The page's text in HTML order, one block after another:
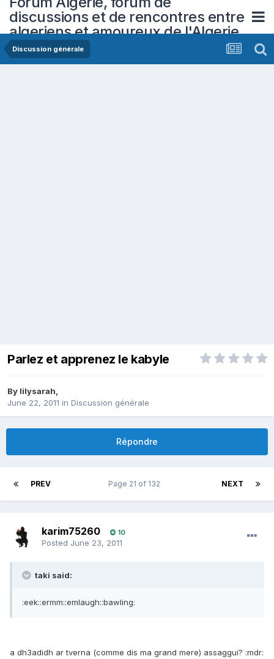
discussions et de rencontres entre
algeriens et amoureux de l'Algerie
Discussion générale
Parlez et apprenez le kabyle
By lilysarah,
June 22, 2011 in Discussion générale
Répondre
PREV NEXT
Page 21 of 132
karim75260 10
Posted June 23, 2011
taki said:
:eek::ermm::emlaugh::bawling:
a dh3adidh ar tverna (comme dis ma grand mere) assaggui? :mdr: